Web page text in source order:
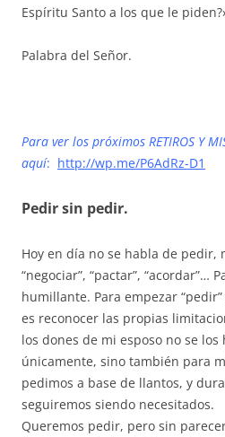
Espíritu Santo a los que le
Palabra del Señor.
Para ver los próximos RETIROS Y
aquí: http://wp.me/P6AdRz-D1
Pedir sin pedir.
Hoy en día no se habla de pedir,
“negociar”, “pactar”, “acordar”…
humillante. Para empezar
es reconocer las propias
los dones de mi esposo no se los
únicamente, sino también para
pedimos a base de llantos, y
seguiremos siendo necesitados.
Queremos pedir, pero sin